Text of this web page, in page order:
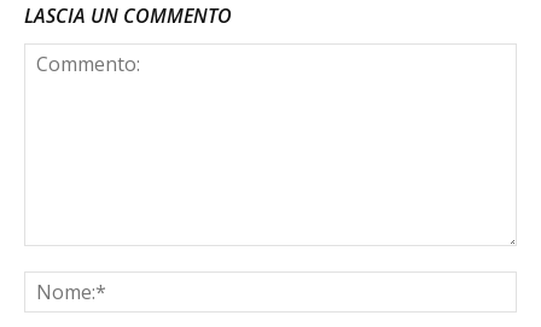
LASCIA UN COMMENTO